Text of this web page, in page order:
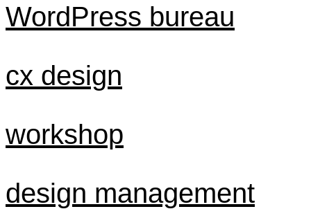
WordPress bureau
cx design
workshop
design management